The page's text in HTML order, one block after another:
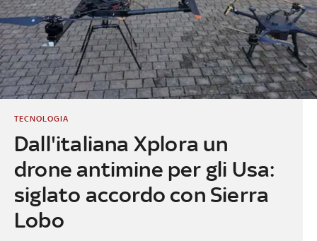
Dall'italiana Xplora un
drone antimine per gli Usa:
siglato accordo con Sierra
Lobo
TECNOLOGIA